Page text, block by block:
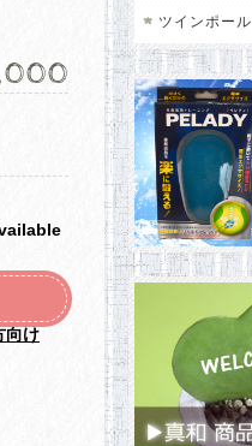
向け
ツインポール